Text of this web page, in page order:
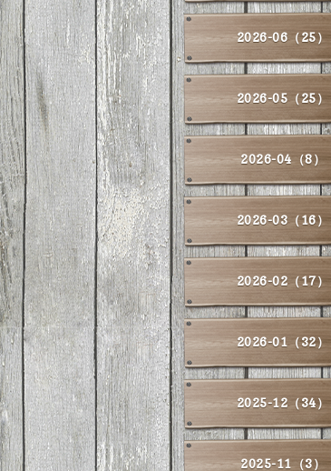
2026-06（25）
2026-05（25）
2026-04（8）
2026-03（16）
2026-02（17）
2026-01（32）
2025-12（34）
2025-11（3）